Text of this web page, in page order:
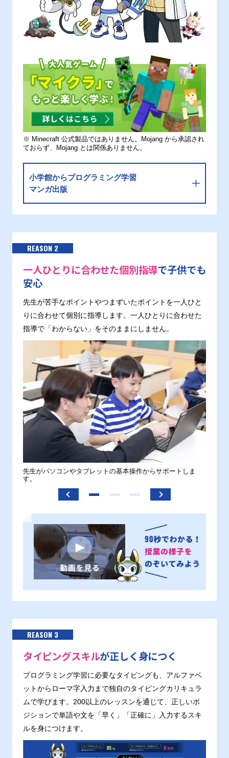
※ Minecraft 公式製品ではありません。Mojang から承認され
ておらず、Mojang とは関係ありません。
小学館からプログラミング学習
マンガ出版
REASON 2
一人ひとりに合わせた個別指導で子供でも
安心
先生が苦手なポイントやつまずいたポイントを一人ひと
りに合わせて個別に指導します。一人ひとりに合わせた
指導で「わからない」をそのままにしません。
先生がパソコンやタブレットの基本操作からサポートしま
す。
REASON 3
タイピングスキルが正しく身につく
プログラミング学習に必要なタイピングも、アルファベ
ットからローマ字入力まで独自のタイピングカリキュラ
ムで学びます。200以上のレッスンを通じて、正しいポ
ジションで単語や文を「早く」「正確に」入力するスキ
ルを身につけます。